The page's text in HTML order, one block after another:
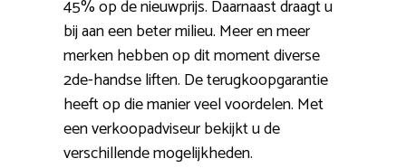
45% op de nieuwprijs. Daarnaast draagt u
bij aan een beter milieu. Meer en meer
merken hebben op dit moment diverse
2de-handse liften. De terugkoopgarantie
heeft op die manier veel voordelen. Met
een verkoopadviseur bekijkt u de
verschillende mogelijkheden.